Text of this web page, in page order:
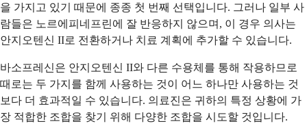
을 가지고 있기 때문에 종종 첫 번째 선택입니다. 그러나 일부 사
람들은 노르에피네프린에 잘 반응하지 않으며, 이 경우 의사는
안지오텐신 II로 전환하거나 치료 계획에 추가할 수 있습니다.
바소프레신은 안지오텐신 II와 다른 수용체를 통해 작용하므로
때로는 두 가지를 함께 사용하는 것이 어느 하나만 사용하는 것
보다 더 효과적일 수 있습니다. 의료진은 귀하의 특정 상황에 가
장 적합한 조합을 찾기 위해 다양한 조합을 시도할 것입니다.